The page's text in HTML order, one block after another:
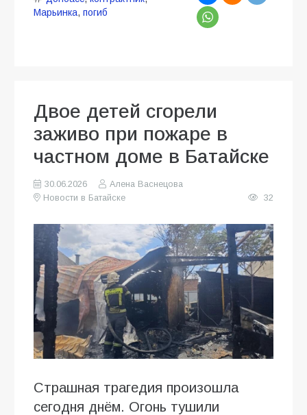
Марьинка, погиб
Двое детей сгорели
заживо при пожаре в
частном доме в Батайске
30.06.2026
Алена Васнецова
Новости в Батайске
32
Страшная трагедия произошла
сегодня днём. Огонь тушили